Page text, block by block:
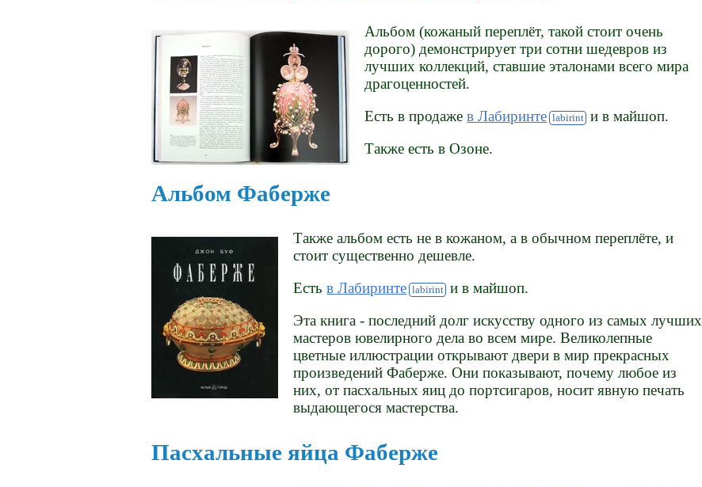
Альбом (кожаный переплёт, такой стоит очень
дорого) демонстрирует три сотни шедевров из
лучших коллекций, ставшие эталонами всего мира
драгоценностей.
Есть в продажев Лабиринте
и в майшоп.
Также есть в Озоне.
Альбом Фаберже
Также альбом есть не в кожаном, а в обычном переплёте, и
стоит существенно дешевле.
Естьв Лабиринте
и в майшоп.
Эта книга - последний долг искусству одного из самых лучших
мастеров ювелирного дела во всем мире. Великолепные
цветные иллюстрации открывают двери в мир прекрасных
произведений Фаберже. Они показывают, почему любое из
них, от пасхальных яиц до портсигаров, носит явную печать
выдающегося мастерства.
Пасхальные яйца Фаберже